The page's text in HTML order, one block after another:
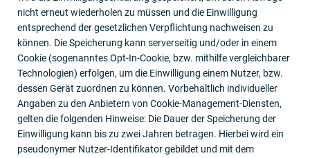
nicht erneut wiederholen zu müssen und die Einwilligung
entsprechend der gesetzlichen Verpflichtung nachweisen zu
können. Die Speicherung kann serverseitig und/oder in einem
Cookie (sogenanntes Opt-In-Cookie, bzw. mithilfe vergleichbarer
Technologien) erfolgen, um die Einwilligung einem Nutzer, bzw.
dessen Gerät zuordnen zu können. Vorbehaltlich individueller
Angaben zu den Anbietern von Cookie-Management-Diensten,
gelten die folgenden Hinweise: Die Dauer der Speicherung der
Einwilligung kann bis zu zwei Jahren betragen. Hierbei wird ein
pseudonymer Nutzer-Identifikator gebildet und mit dem